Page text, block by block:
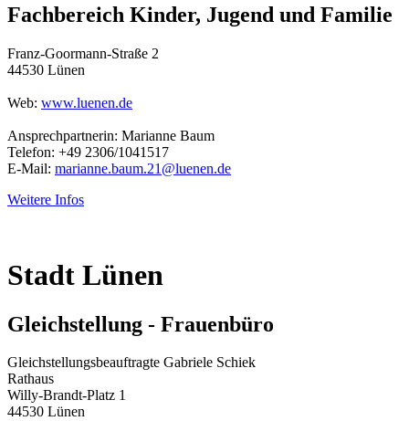
Fachbereich Kinder, Jugend und Familie
Franz-Goormann-Straße 2
44530 Lünen
Web: www.luenen.de
Ansprechpartnerin: Marianne Baum
Telefon: +49 2306/1041517
E-Mail: marianne.baum.21@luenen.de
Weitere Infos
Stadt Lünen
Gleichstellung - Frauenbüro
Gleichstellungsbeauftragte Gabriele Schiek
Rathaus
Willy-Brandt-Platz 1
44530 Lünen